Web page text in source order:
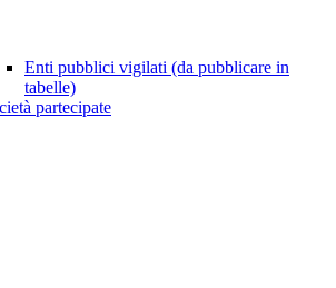
Enti pubblici vigilati (da pubblicare in
tabelle)
partecipate